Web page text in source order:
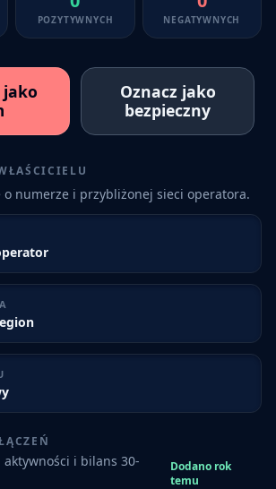
POZYTYWNYCH NEGATYWNYCH
Oznacz jako
bezpieczny
o numerze i przybliżonej sieci operatora.
i bilans 30-
Dodano rok
temu